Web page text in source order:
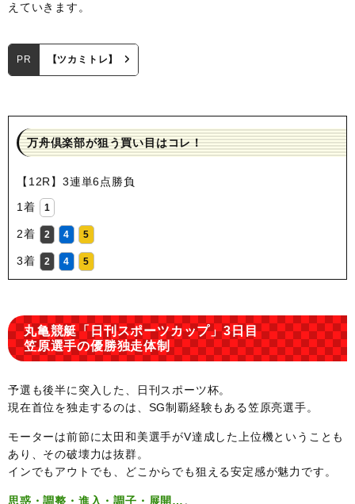
えていきます。
PR 【ツカミトレ】
万舟倶楽部が狙う買い目はコレ！
【12R】3連単6点勝負
1着
1
2着 2 4 5
3着 2 4 5
丸亀競艇「日刊スポーツカップ」3日目
笠原選手の優勝独走体制
予選も後半に突入した、日刊スポーツ杯。
現在首位を独走するのは、SG制覇経験もある笠原亮選手。
モーターは前節に太田和美選手がV達成した上位機ということも
あり、その破壊力は抜群。
インでもアウトでも、どこからでも狙える安定感が魅力です。
思惑・調整・進入・調子・展開… 。